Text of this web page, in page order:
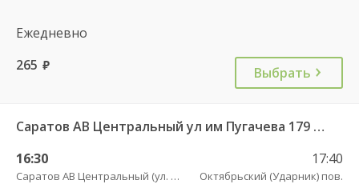
Ежедневно
265 руб. Выбрать
Саратов АВ Центральный ул им Пугачева 179 А — Балашов (Привокзальная площадь 7) 603-1
16:30
Саратов АВ Центральный (ул. им. Пугачева, 179 А)
17:40
Октябрьский (Ударник) пов.